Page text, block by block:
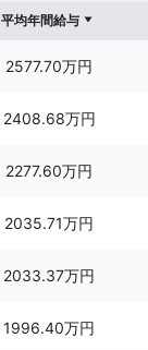
平均年間給与
2577.70万円
2408.68万円
2277.60万円
2035.71万円
2033.37万円
1996.40万円